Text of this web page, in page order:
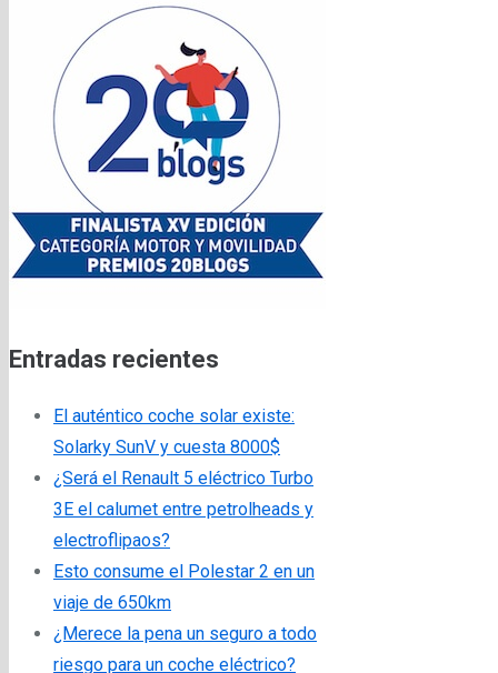
Entradas recientes
El auténtico coche solar existe:
Solarky SunV y cuesta 8000$
¿Será el Renault 5 eléctrico Turbo
3E el calumet entre petrolheads y
electroflipaos?
Esto consume el Polestar 2 en un
viaje de 650km
¿Merece la pena un seguro a todo
riesgo para un coche eléctrico?